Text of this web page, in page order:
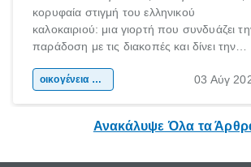
κορυφαία στιγμή του ελληνικού
καλοκαιριού: μια γιορτή που συνδυάζει
παράδοση με τις διακοπές και δίνει την
χώρας. Είτε πρόκειται για λίγες μέρες
οικογένεια & παιδί 03 Αύγ
Ανακάλυψε Όλα τα